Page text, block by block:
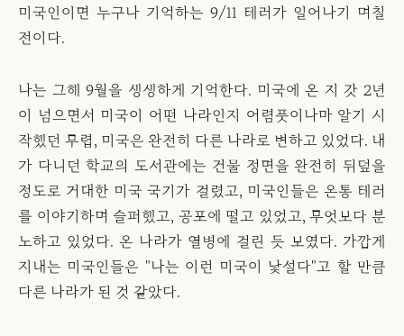
미국인이면 누구나 기억하는 9/11 테러가 일어나기 며칠
전이다.
나는 그해 9월을 생생하게 기억한다. 미국에 온 지 갓 2년
이 넘으면서 미국이 어떤 나라인지 어렴풋이나마 알기 시
작했던 무렵, 미국은 완전히 다른 나라로 변하고 있었다. 내
가 다니던 학교의 도서관에는 건물 정면을 완전히 뒤덮을
정도로 거대한 미국 국기가 걸렸고, 미국인들은 온통 테러
를 이야기하며 슬퍼했고, 공포에 떨고 있었고, 무엇보다 분
노하고 있었다. 온 나라가 열병에 걸린 듯 보였다. 가깝게
지내는 미국인들은 "나는 이런 미국이 낯설다"고 할 만큼
다른 나라가 된 것 같았다.